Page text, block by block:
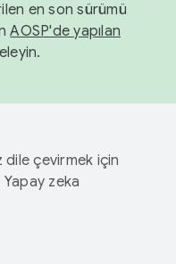
en son sürümü
AOSP'de yapılan
çevirmek için
zeka